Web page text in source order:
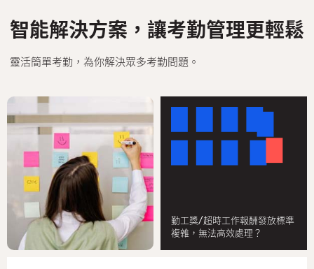
繁體中文 English
智能解決方案，讓考勤管理更輕鬆
靈活簡單考勤，為你解決眾多考勤問題。
勤工獎/超時工作報酬發放標準
複雜，無法高效處理？